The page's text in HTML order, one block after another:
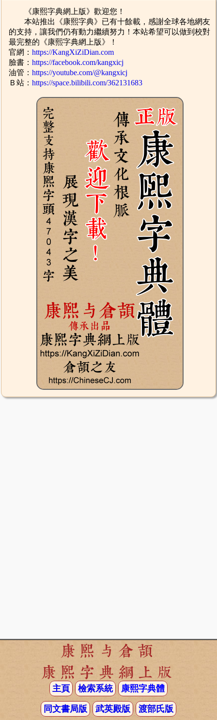
《康熙字典網上版》歡迎您！
本站推出《康熙字典》已有十餘載，感謝全球各地網友
的支持，讓我們仍有動力繼續努力！本站希望可以做到校對
最完整的《康熙字典網上版》！
官網：https://KangXiZiDian.com
臉書：https://facebook.com/kangxicj
油管：https://youtube.com/@kangxicj
Ｂ站：https://space.bilibili.com/362131683
康熙与倉頡
康熙字典網上版
主頁 檢索系統 康熙字典體
同文書局版 武英殿版 渡部氏版